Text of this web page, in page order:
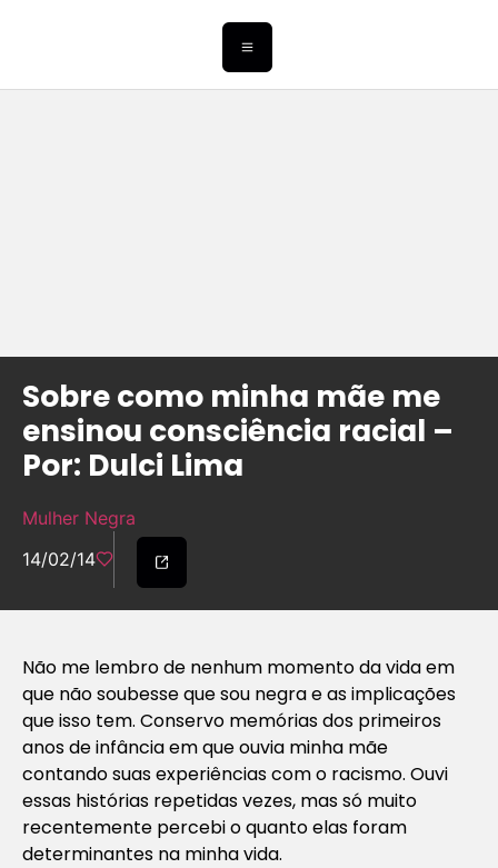
Sobre como minha mãe me
ensinou consciência racial –
Por: Dulci Lima
Mulher Negra
14/02/14
Não me lembro de nenhum momento da vida em
que não soubesse que sou negra e as implicações
que isso tem. Conservo memórias dos primeiros
anos de infância em que ouvia minha mãe
contando suas experiências com o racismo. Ouvi
essas histórias repetidas vezes, mas só muito
recentemente percebi o quanto elas foram
determinantes na minha vida.